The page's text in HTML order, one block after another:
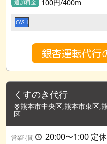
追加料金 100円/400m
CASH
銀杏運転代行
くすのき代行
熊本市中央区,熊本市東区,
区
営業時間
20:00〜1:00 定